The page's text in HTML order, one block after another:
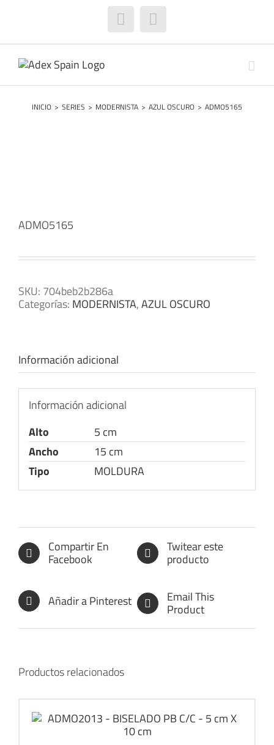
Facebook
INICIO > SERIES > MODERNISTA > AZUL OSCURO > ADMO5165
ADMO5165
SKU: 704beb2b286a
Categorías: MODERNISTA,AZUL OSCURO
Información adicional
Información adicional
Alto
5 cm
Ancho
15 cm
Tipo
MOLDURA
Compartir En
Facebook
Twitear este
producto
Añadir a Pinterest Email This
Product
Productos relacionados